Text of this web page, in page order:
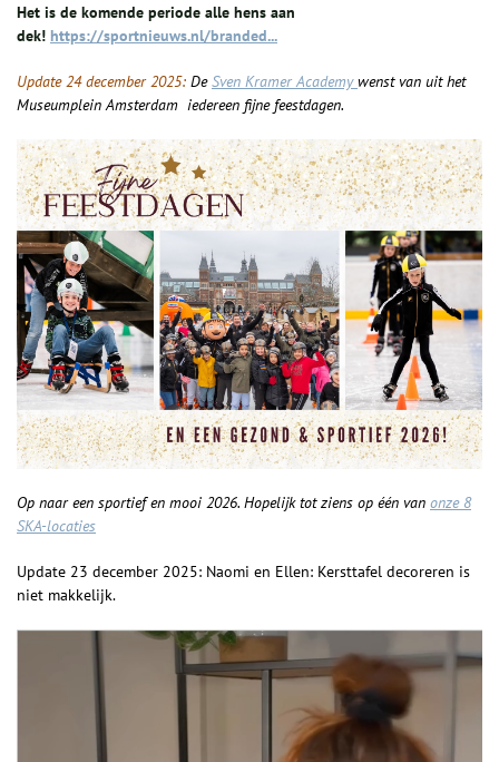
Het is de komende periode alle hens aan
dek! https://sportnieuws.nl/branded...
Update 24 december 2025: DeSven Kramer Academywenst van uit het
Museumplein Amsterdam iedereen fijne feestdagen.
Op naar een sportief en mooi 2026. Hopelijk tot ziens op één van onze 8
SKA-locaties
Update 23 december 2025: Naomi en Ellen: Kersttafel decoreren is
niet makkelijk.